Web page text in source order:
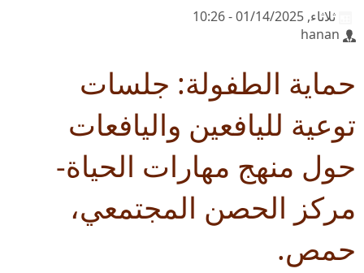
ثلاثاء, 01/14/2025 - 10:26
hanan
حماية الطفولة: جلسات
توعية لليافعين واليافعات
حول منهج مهارات الحياة-
مركز الحصن المجتمعي،
حمص.